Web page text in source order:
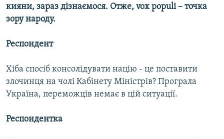
кияни, зараз дізнаємося. Отже, vox populі – точка
зору народу.
Респондент
Хіба спосіб консолідувати націю - це поставити
злочинця на чолі Кабінету Міністрів? Програла
Україна, переможців немає в цій ситуації.
Респондентка